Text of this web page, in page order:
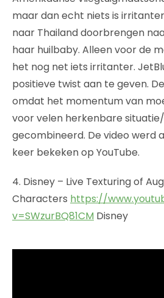
maar dan echt niets is
naar Thailand doorbrengen
haar huilbaby. Alleen voor de
het nog net iets irritanter.
positieve twist aan te geven.
omdat het momentum van
voor velen herkenbare
gecombineerd. De video werd
keer bekeken op YouTube.
4. Disney – Live Texturing of
Characters https://
v=SWzurBQ81CM Disney